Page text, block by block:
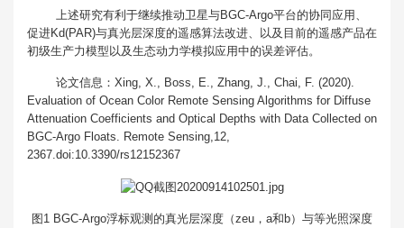
上述研究有利于继续推动卫星与BGC-Argo平台的协同应用、
促进Kd(PAR)与真光层深度的遥感算法改进、以及目前的遥感产品在
初级生产力模型以及生态动力学模拟应用中的误差评估。
论文信息：Xing, X., Boss, E., Zhang, J., Chai, F. (2020).
Evaluation of Ocean Color Remote Sensing Algorithms for Diffuse
Attenuation Coefficients and Optical Depths with Data Collected on
BGC-Argo Floats. Remote Sensing,12,
2367.doi:10.3390/rs12152367
图1 BGC-Argo浮标观测的真光层深度（zeu，a和b）与等光照深度